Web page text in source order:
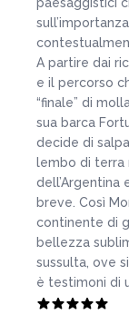
A partire dai
e il percorso
“finale” di
sua barca
decide di
lembo di terra
dell’Argentina
breve. Così
continente di
bellezza
sussulta, ove
è testimoni di